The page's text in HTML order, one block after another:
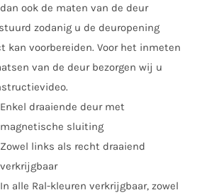
ook de maten van de deur
zodanig u de deuropening
kan voorbereiden. Voor het inmeten
van de deur bezorgen wij u
Enkel draaiende deur met
magnetische sluiting
Zowel links als recht draaiend
verkrijgbaar
In alle Ral-kleuren verkrijgbaar, zowel